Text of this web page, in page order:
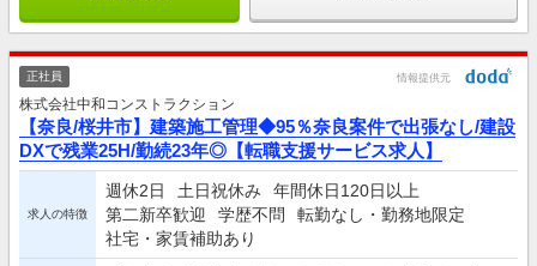
正社員 情報提供元
株式会社中和コンストラクション
【奈良/桜井市】建築施工管理◆95％奈良案件で出張なし/建設
DXで残業25H/勤続23年◎【転職支援サービス求人】
求人の特徴
週休2日 土日祝休み
年間休日120日以上
第二新卒歓迎
学歴不問
転勤なし・勤務地限定
社宅・家賃補助あり